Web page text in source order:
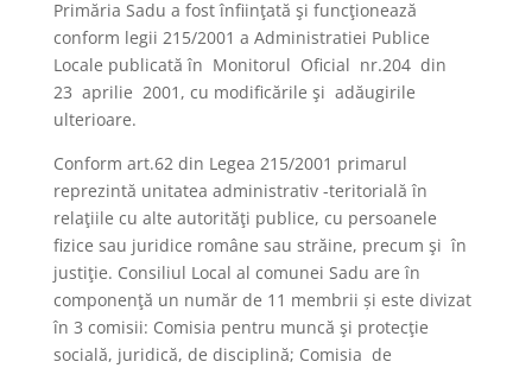
Primăria Sadu a fost înfiinţată şi funcţionează
conform legii 215/2001 a Administratiei Publice
Locale publicată în Monitorul Oficial nr.204 din
23 aprilie 2001, cu modificările şi adăugirile
ulterioare.
Conform art.62 din Legea 215/2001 primarul
reprezintă unitatea administrativ -teritorială în
relaţiile cu alte autorităţi publice, cu persoanele
fizice sau juridice române sau străine, precum şi în
justiţie. Consiliul Local al comunei Sadu are în
componenţă un număr de 11 membrii și este divizat
în 3 comisii: Comisia pentru muncă şi protecţie
socială, juridică, de disciplină; Comisia de